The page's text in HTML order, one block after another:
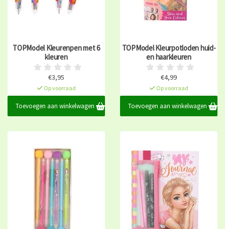
TOPModel Kleurenpen met 6
kleuren
€3,95
Op voorraad
Toevoegen aan winkelwagen
TOPModel Kleurpotloden huid-
en haarkleuren
€4,99
Op voorraad
Toevoegen aan winkelwagen